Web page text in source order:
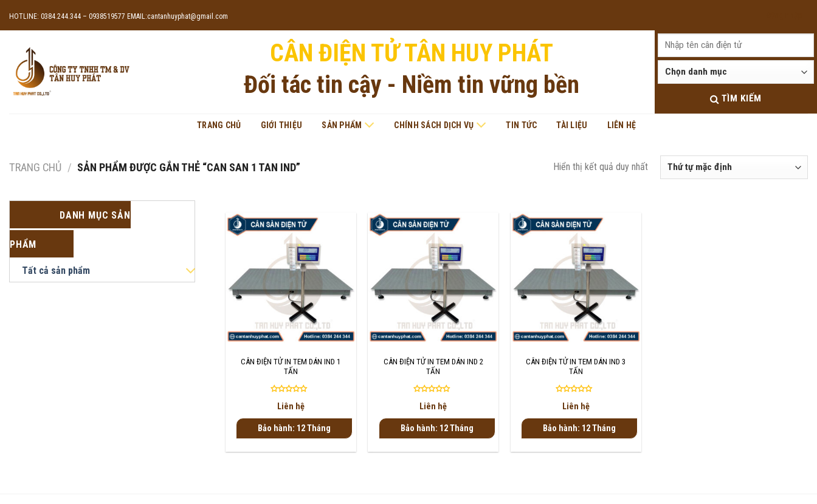
HOTLINE: 0384.244.344 – 0938519577 EMAIL:cantanhuyphat@gmail.com
CÂN ĐIỆN TỬ TÂN HUY PHÁT
Đối tác tin cậy - Niềm tin vững bền
TÌM KIẾM
TRANG CHỦ GIỚI THIỆU SẢN PHẨM CHÍNH SÁCH DỊCH VỤ TIN TỨC TÀI LIỆU LIÊN HỆ
TRANG CHỦ / SẢN PHẨM ĐƯỢC GẮN THẺ “CAN SAN 1 TAN IND” Hiển thị kết quả duy nhất
DANH MỤC SẢN
PHẨM
Tất cả sản phẩm
+
CÂN ĐIỆN TỬ IN TEM DÁN IND 1
TẤN
Được
hạng
0
sao
Liên hệ
Bảo hành: 12 Tháng
+
CÂN ĐIỆN TỬ IN TEM DÁN IND 2
TẤN
Được
hạng
0
sao
Liên hệ
Bảo hành: 12 Tháng
+
CÂN ĐIỆN TỬ IN TEM DÁN IND 3
TẤN
Được
hạng
0
sao
Liên hệ
Bảo hành: 12 Tháng